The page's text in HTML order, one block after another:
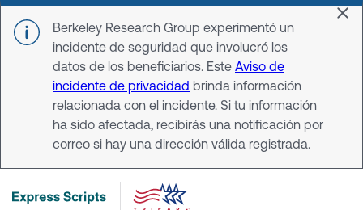
Skip to main content
Berkeley Research Group experimentó un
incidente de seguridad que involucró los
datos de los beneficiarios. Este Aviso de
incidente de privacidad brinda información
relacionada con el incidente. Si tu información
ha sido afectada, recibirás una notificación por
correo si hay una dirección válida registrada.